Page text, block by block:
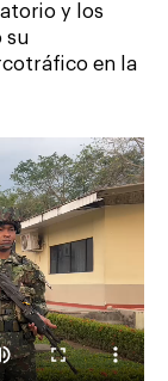
y los
su
en la